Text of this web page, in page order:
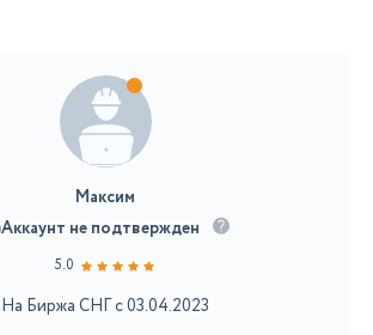
Максим
Аккаунт не подтвержден
5.0
На Биржа СНГ с 03.04.2023